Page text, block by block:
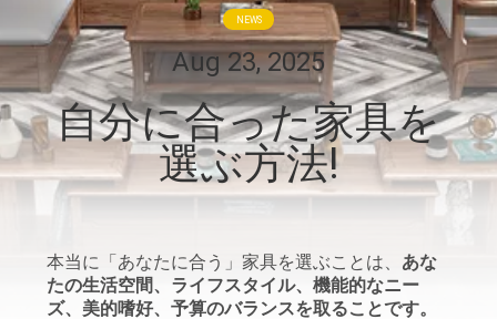
ビ
デ
オ
NEWS
Aug 23, 2025
自分に合った家具を
選ぶ方法!
本当に「あなたに合う」家具を選ぶことは、 あな
たの生活空間、ライフスタイル、機能的なニー
ズ、美的嗜好、予算のバランスを取ることです。